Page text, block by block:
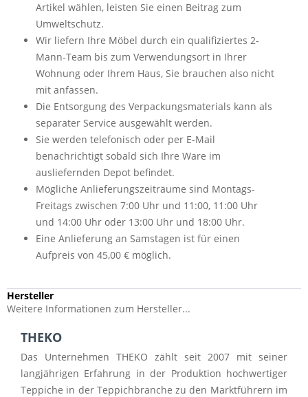
Artikel wählen, leisten Sie einen Beitrag zum
Umweltschutz.
Wir liefern Ihre Möbel durch ein qualifiziertes 2-
Mann-Team bis zum Verwendungsort in Ihrer
Wohnung oder Ihrem Haus, Sie brauchen also nicht
mit anfassen.
Die Entsorgung des Verpackungsmaterials kann als
separater Service ausgewählt werden.
Sie werden telefonisch oder per E-Mail
benachrichtigt sobald sich Ihre Ware im
ausliefernden Depot befindet.
Mögliche Anlieferungszeiträume sind Montags-
Freitags zwischen 7:00 Uhr und 11:00, 11:00 Uhr
und 14:00 Uhr oder 13:00 Uhr und 18:00 Uhr.
Eine Anlieferung an Samstagen ist für einen
Aufpreis von 45,00 € möglich.
Hersteller
Weitere Informationen zum Hersteller...
THEKO
Das Unternehmen THEKO zählt seit 2007 mit seiner
langjährigen Erfahrung in der Produktion hochwertiger
Teppiche in der Teppichbranche zu den Marktführern im